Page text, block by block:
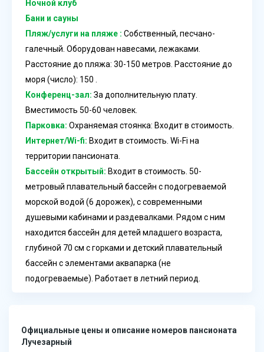
Ночной клуб
Бани и сауны
Пляж/услуги на пляже : Собственный, песчано-
галечный. Оборудован навесами, лежаками.
Расстояние до пляжа: 30-150 метров. Расстояние до
моря (число): 150 .
Конференц-зал: За дополнительную плату.
Вместимость 50-60 человек.
Парковка: Охраняемая стоянка: Входит в стоимость.
Интернет/Wi-fi: Входит в стоимость. Wi-Fi на
территории пансионата.
Бассейн открытый: Входит в стоимость. 50-
метровый плавательный бассейн с подогреваемой
морской водой (6 дорожек), с современными
душевыми кабинами и раздевалками. Рядом с ним
находится бассейн для детей младшего возраста,
глубиной 70 см с горками и детский плавательный
бассейн с элементами аквапарка (не
подогреваемые). Работает в летний период.
Официальные цены и описание номеров пансионата
Лучезарный